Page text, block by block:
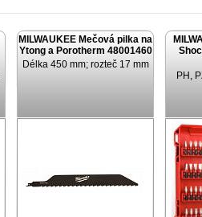
MILWAUKEE Mečová pilka na
Ytong a Porotherm 48001460
Délka 450 mm; rozteč 17 mm
PH,